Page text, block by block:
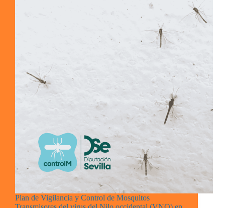
Plan de Vigilancia y Control de Mosquitos